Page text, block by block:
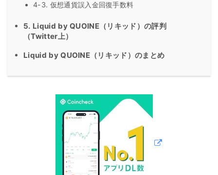
4-3. 仮想通貨誤入金回復手数料
5. Liquid by QUOINE（リキッド）の評判
（Twitter上）
Liquid by QUOINE（リキッド）のまとめ